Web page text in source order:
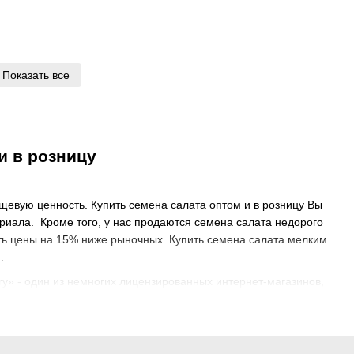
в розницу
ценность. Купить семена салата оптом и в розницу Вы
Кроме того, у нас продаются семена салата недорого
цены на 15% ниже рыночных. Купить семена салата мелким
- один из немногих лицензированных интернет-магазинов,
Показать все